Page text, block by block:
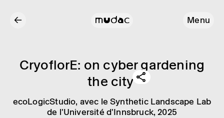
← Menu
Cryo­florE: on cyber garde­ning
the city
ecoLogicStudio, avec le Synthetic Landscape Lab
de l'Université d'Innsbruck, 2025